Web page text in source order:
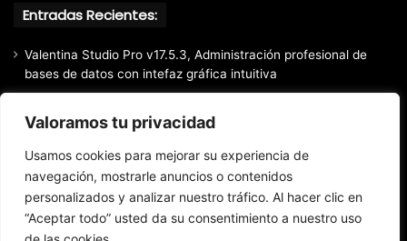
Valoramos tu privacidad
Usamos cookies para mejorar su experiencia de
navegación, mostrarle anuncios o contenidos
personalizados y analizar nuestro tráfico. Al hacer clic en
“Aceptar todo” usted da su consentimiento a nuestro uso
Entradas Recientes:
Valentina Studio Pro v17.5.3, Administración profesional de
bases de datos con intefaz gráfica intuitiva
datos de la manera más fácil y rápida
Mozilla Firefox (2026) v153.0.3, Navegador web libre y de
código abierto​ desarrollado por la Corporación Mozilla
Total Audio Converter v6.1.0.305, Solución para convertir o
modificar todos los formatos de audio existentes